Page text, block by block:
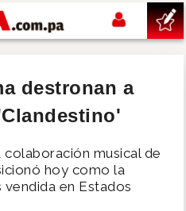
destronan a
musical de
hoy como la
en Estados